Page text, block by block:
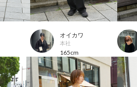
オイカワ
本社
165cm